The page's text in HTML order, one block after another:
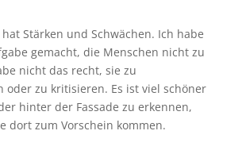
hat Stärken und Schwächen. Ich habe
gemacht, die Menschen nicht zu
nicht das recht, sie zu
oder zu kritisieren. Es ist viel schöner
hinter der Fassade zu erkennen,
dort zum Vorschein kommen.